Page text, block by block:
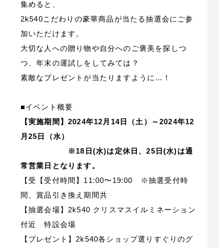
集めると、
2k540こだわりの豪華商品が当たる抽選会にご参
加いただけます。
大切な人への贈り物や自分へのご褒美を探しつ
つ、年末の運試しをしてみては？
素敵なプレゼントが当たりますように…！
■イベント概要
【実施期間】2024年12月14日（土）～2024年12
月25日（水）
※18日(水)は定休日、25日(水)は通
常営業日となります。
【受【受付時間】11:00〜19:00 ※抽選受付時
間、賞品引き換え期間共
【抽選会場】2k540 クリスマスイルミネーション
付近 特設会場
【プレゼント】2k540各ショップ選りすぐりのグ